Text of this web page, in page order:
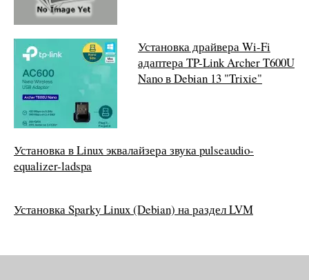
Установка драйвера Wi-Fi
адаптера TP-Link Archer T600U
Nano в Debian 13 "Trixie"
Установка в Linux эквалайзера звука pulseaudio-
equalizer-ladspa
Установка Sparky Linux (Debian) на раздел LVM